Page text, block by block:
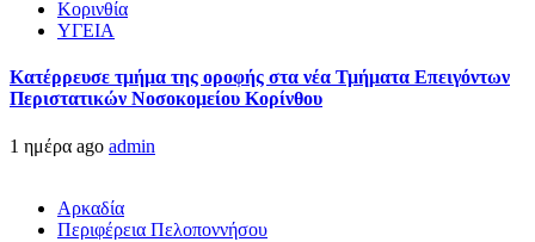
Κορινθία
ΥΓΕΙΑ
Kατέρρευσε τμήμα της οροφής στα νέα Τμήματα Επειγόντων
Περιστατικών Νοσοκομείου Κορίνθου
1 ημέρα ago admin
Αρκαδία
Περιφέρεια Πελοποννήσου